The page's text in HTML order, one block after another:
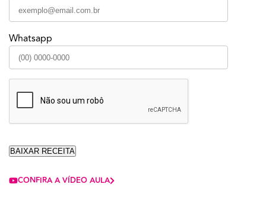
Whatsapp
CONFIRA A VÍDEO AULA